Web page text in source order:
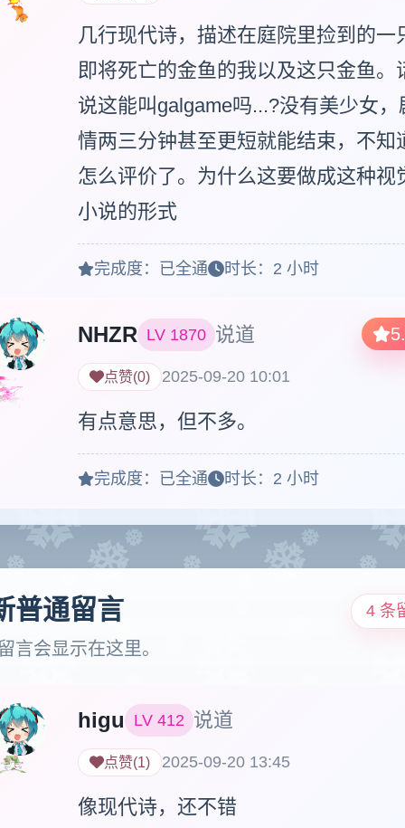
几行现代诗，描述在庭院里捡到的一
即将死亡的金鱼的我以及这只金鱼。
说这能叫galgame吗...?没有美少女，
情两三分钟甚至更短就能结束，不知
怎么评价了。为什么这要做成这种视
小说的形式
完成度： 已全通 时长： 2 小时
NHZR LV 1870 说道
点赞(0) 2025-09-20 10:01
有点意思，但不多。
完成度： 已全通 时长： 2 小时
普通留言
言会显示在这里。
4 条
higu LV 412 说道
点赞(1) 2025-09-20 13:45
像现代诗，还不错